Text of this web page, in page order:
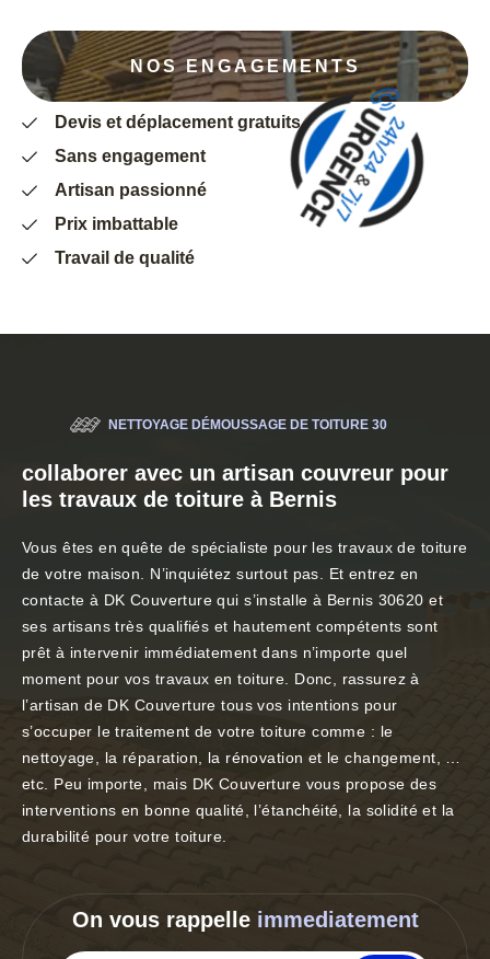
NOS ENGAGEMENTS
Devis et déplacement gratuits
Sans engagement
Artisan passionné
Prix imbattable
Travail de qualité
NETTOYAGE DÉMOUSSAGE DE TOITURE 30
collaborer avec un artisan couvreur pour
les travaux de toiture à Bernis
Vous êtes en quête de spécialiste pour les travaux de toiture
de votre maison. N’inquiétez surtout pas. Et entrez en
contacte à DK Couverture qui s’installe à Bernis 30620 et
ses artisans très qualifiés et hautement compétents sont
prêt à intervenir immédiatement dans n’importe quel
moment pour vos travaux en toiture. Donc, rassurez à
l’artisan de DK Couverture tous vos intentions pour
s’occuper le traitement de votre toiture comme : le
nettoyage, la réparation, la rénovation et le changement, …
etc. Peu importe, mais DK Couverture vous propose des
interventions en bonne qualité, l’étanchéité, la solidité et la
durabilité pour votre toiture.
On vous rappelle immediatement